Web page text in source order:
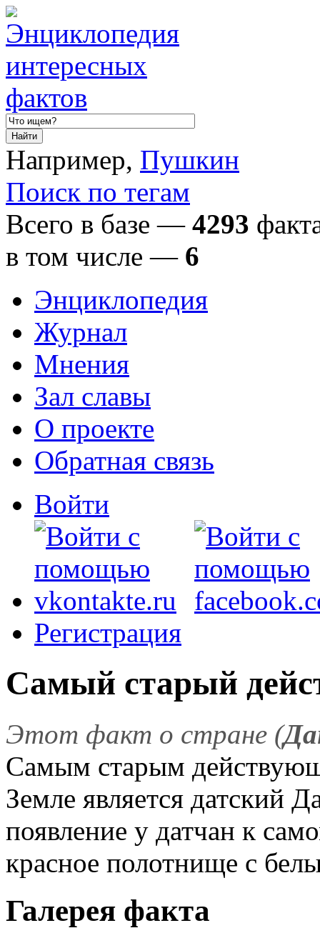
Например, Пушкин
Поиск по тегам
Всего в базе — 4293
в том числе— 6
Энциклопедия
Журнал
Мнения
Зал славы
О проекте
Обратная связь
Войти
Регистрация
Самый старый
Этот факт о стране (
Самым старым
Земле является датский
появление у датчан к
красное полотнище с
Галерея факта